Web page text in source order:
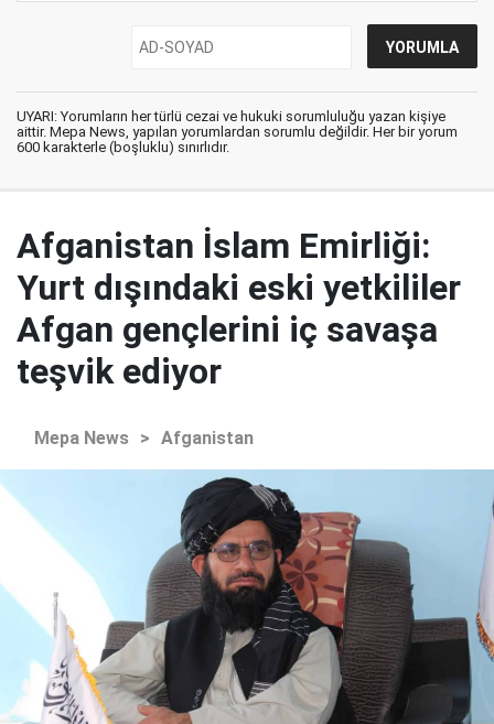
UYARI: Yorumların her türlü cezai ve hukuki sorumluluğu yazan kişiye
aittir. Mepa News, yapılan yorumlardan sorumlu değildir. Her bir yorum
600 karakterle (boşluklu) sınırlıdır.
Afganistan İslam Emirliği:
Yurt dışındaki eski yetkililer
Afgan gençlerini iç savaşa
teşvik ediyor
Mepa News > Afganistan